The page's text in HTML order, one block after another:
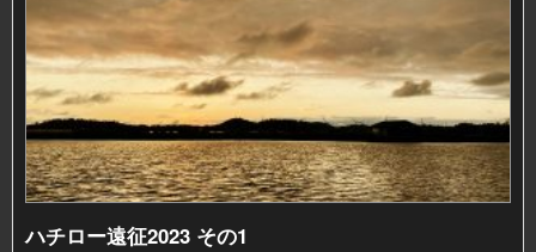
ハチロー遠征2023 その1